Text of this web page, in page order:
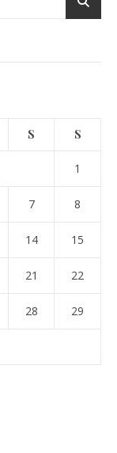
S S
1
7 8
14 15
21 22
28 29